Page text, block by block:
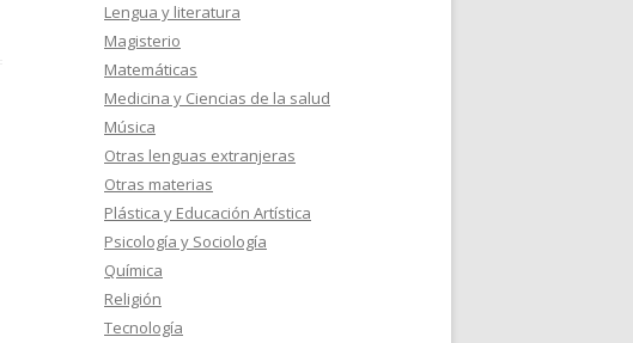
Lengua y literatura
Magisterio
Matemáticas
Medicina y Ciencias de la salud
Música
Otras lenguas extranjeras
Otras materias
Plástica y Educación Artística
Psicología y Sociología
Química
Religión
Tecnología